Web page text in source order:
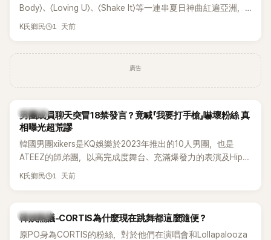
Body〉、〈Loving U〉、〈Shake It〉等一連串夏日神曲紅遍亞洲，
獲封「夏日女王」。不過，團體在出道滿7年後宣布解散，成員各
K氏鄉民 1 天前
廣告
K-POP
男團成員聊天突冒18禁發言？竟喊「我要打手槍」嚇壞粉絲 真
相曝光超荒謬
韓國男團xikers是KQ娛樂於2023年推出的10人男團，也是
ATEEZ的師弟團，以高完成度舞台、充滿爆發力的表演及Hip-
Hop風格聞名，出道後迅速累積大批海內外粉絲，近年也陸續
K氏鄉民 1 天前
熱議討論
韓娛熱議-CORTIS為什麼現在跳舞都這麼隨便？
原PO身為CORTIS的粉絲，對於他們在演唱會和Lollapalooza